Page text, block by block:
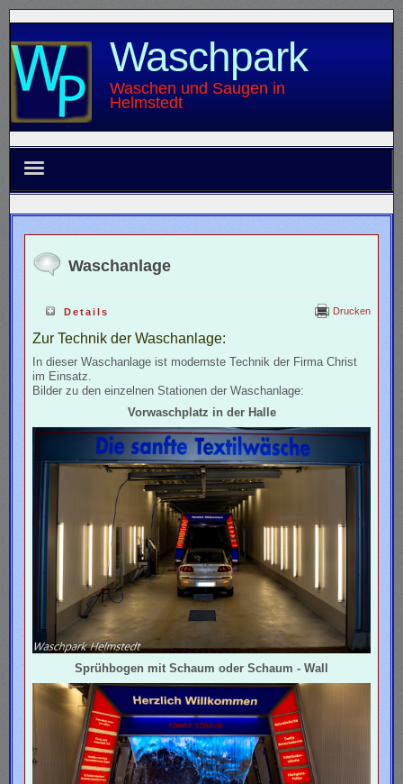
Waschpark
Waschen und Saugen in
Helmstedt
Waschpark
Innenreinigung
Impressum
Umweltschutz
Waschanlage
Drucken
Details
Zur Technik der Waschanlage:
In dieser Waschanlage ist modernste Technik der Firma Christ
im Einsatz.
Bilder zu den einzelnen Stationen der Waschanlage:
Vorwaschplatz in der Halle
Sprühbogen mit Schaum oder Schaum - Wall